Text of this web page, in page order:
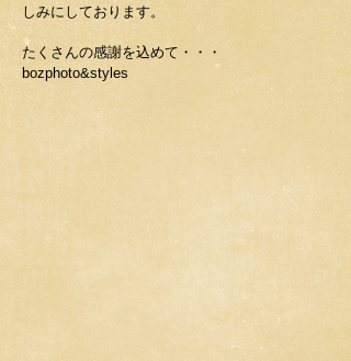
しみにしております。
たくさんの感謝を込めて・・・
bozphoto&styles